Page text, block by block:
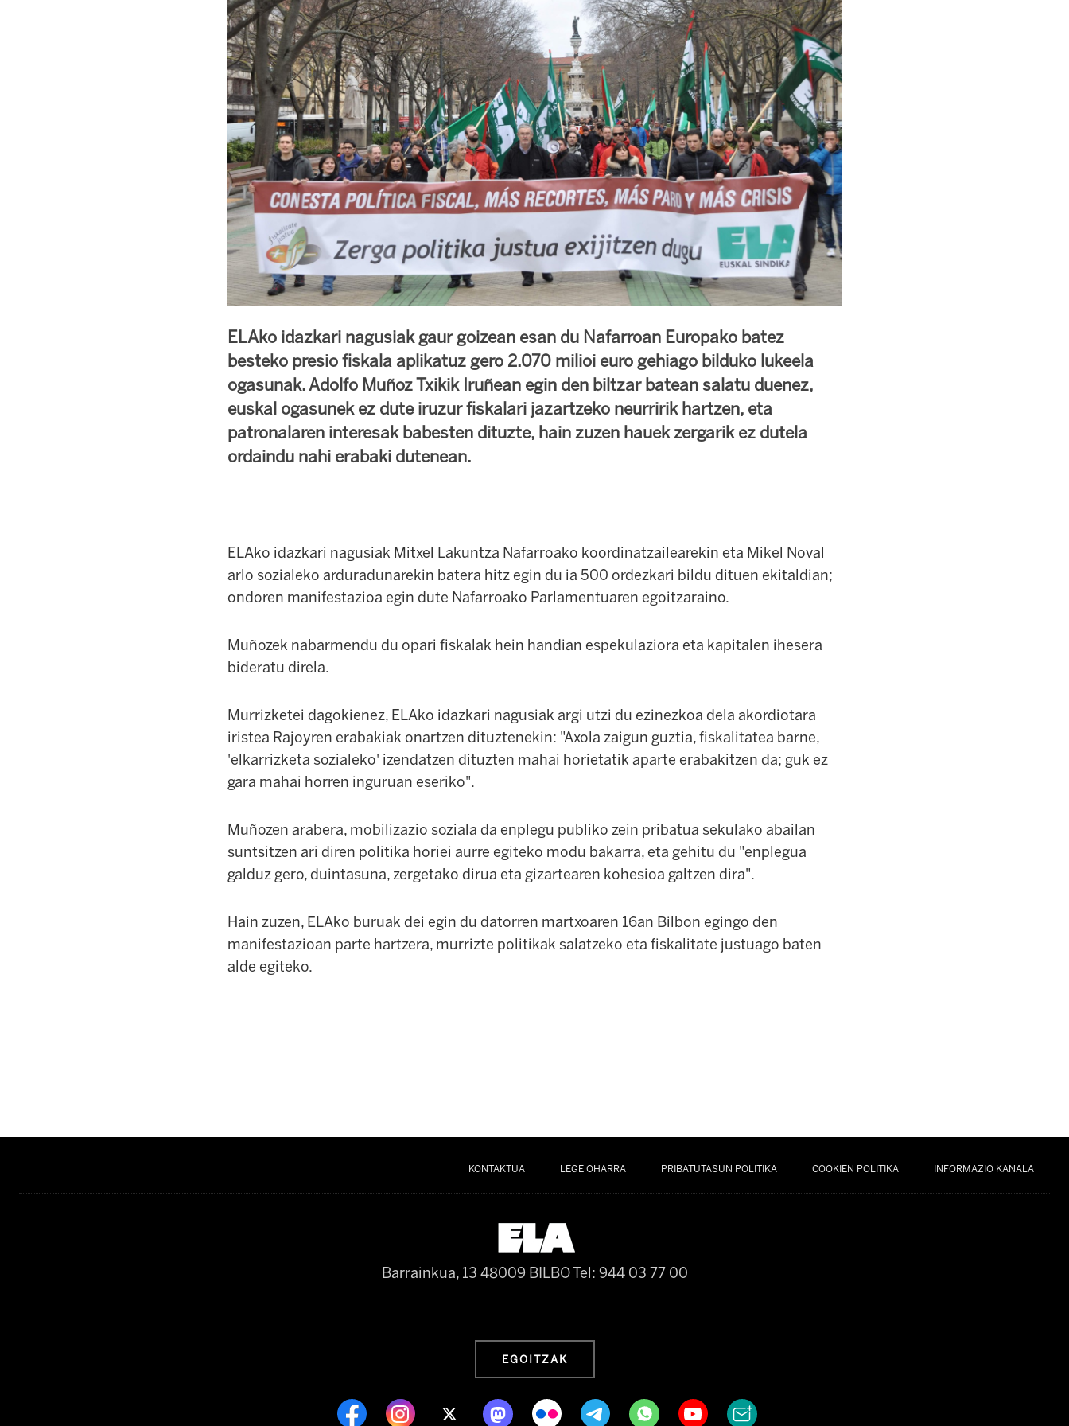
ELAko idazkari nagusiak gaur goizean esan du Nafarroan Europako batez
besteko presio fiskala aplikatuz gero 2.070 milioi euro gehiago bilduko lukeela
ogasunak. Adolfo Muñoz Txikik Iruñean egin den biltzar batean salatu duenez,
euskal ogasunek ez dute iruzur fiskalari jazartzeko neurririk hartzen, eta
patronalaren interesak babesten dituzte, hain zuzen hauek zergarik ez dutela
ordaindu nahi erabaki dutenean.
ELAko idazkari nagusiak Mitxel Lakuntza Nafarroako koordinatzailearekin eta Mikel Noval
arlo sozialeko arduradunarekin batera hitz egin du ia 500 ordezkari bildu dituen ekitaldian;
ondoren manifestazioa egin dute Nafarroako Parlamentuaren egoitzaraino.
Muñozek nabarmendu du opari fiskalak hein handian espekulaziora eta kapitalen ihesera
bideratu direla.
Murrizketei dagokienez, ELAko idazkari nagusiak argi utzi du ezinezkoa dela akordiotara
iristea Rajoyren erabakiak onartzen dituztenekin: "Axola zaigun guztia, fiskalitatea barne,
'elkarrizketa sozialeko' izendatzen dituzten mahai horietatik aparte erabakitzen da; guk ez
gara mahai horren inguruan eseriko".
Muñozen arabera, mobilizazio soziala da enplegu publiko zein pribatua sekulako abailan
suntsitzen ari diren politika horiei aurre egiteko modu bakarra, eta gehitu du "enplegua
galduz gero, duintasuna, zergetako dirua eta gizartearen kohesioa galtzen dira".
Hain zuzen, ELAko buruak dei egin du datorren martxoaren 16an Bilbon egingo den
manifestazioan parte hartzera, murrizte politikak salatzeko eta fiskalitate justuago baten
alde egiteko.
KONTAKTUA LEGE OHARRA PRIBATUTASUN POLITIKA COOKIEN POLITIKA INFORMAZIO KANALA
Barrainkua, 13 48009 BILBOTel: 944 03 77 00
EGOITZAK